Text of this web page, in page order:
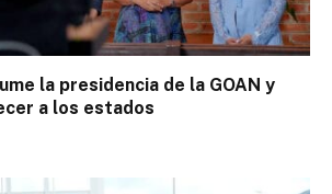
la presidencia de la GOAN y
a los estados